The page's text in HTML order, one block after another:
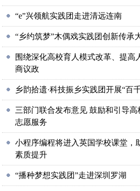
“e”兴领航实践团走进清远连南
“乡约筑梦”木偶戏实践团创新传承
围绕深化高校育人模式改革、提高
商议政
乡韵拾遗·科技振乡实践团开展“百
三部门联合发布意见 鼓励和引导
志愿服务
小程序编程将进入英国学校课堂，
素质提升
“播种梦想实践团”走进深圳罗湖